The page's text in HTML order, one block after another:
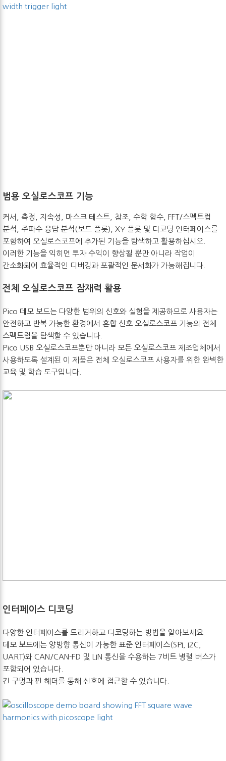
범용 오실로스코프 기능
커서, 측정, 지속성, 마스크 테스트, 참조, 수학 함수, FFT/스펙트럼
분석, 주파수 응답 분석(보드 플롯), XY 플롯 및 디코딩 인터페이스를
포함하여 오실로스코프에 추가된 기능을 탐색하고 활용하십시오.
이러한 기능을 익히면 투자 수익이 향상될 뿐만 아니라 작업이
간소화되어 효율적인 디버깅과 포괄적인 문서화가 가능해집니다.
전체 오실로스코프 잠재력 활용
Pico 데모 보드는 다양한 범위의 신호와 실험을 제공하므로 사용자는
안전하고 반복 가능한 환경에서 혼합 신호 오실로스코프 기능의 전체
스펙트럼을 탐색할 수 있습니다.
Pico USB 오실로스코프뿐만 아니라 모든 오실로스코프 제조업체에서
사용하도록 설계된 이 제품은 전체 오실로스코프 사용자를 위한 완벽한
교육 및 학습 도구입니다.
인터페이스 디코딩
다양한 인터페이스를 트리거하고 디코딩하는 방법을 알아보세요.
데모 보드에는 양방향 통신이 가능한 표준 인터페이스(SPI, I2C,
UART)와 CAN/CAN-FD 및 LIN 통신을 수용하는 7비트 병렬 버스가
포함되어 있습니다.
긴 구멍과 핀 헤더를 통해 신호에 접근할 수 있습니다.